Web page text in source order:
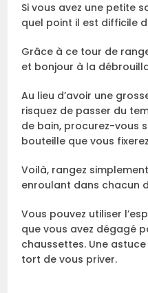
Si vous avez une petite
quel point il est difficile
Grâce à ce tour de
et bonjour à la
Au lieu d’avoir une
risquez de passer du
de bain, procurez-vous
bouteille que vous
Voilà, rangez
enroulant dans chacun
Vous pouvez utiliser
que vous avez dégagé
chaussettes. Une
tort de vous priver.